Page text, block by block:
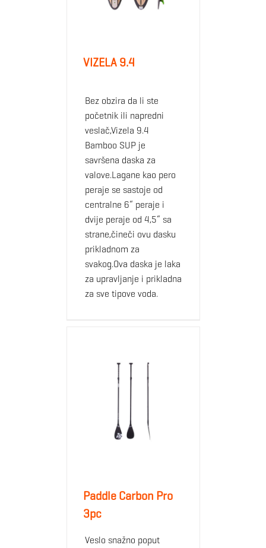
VIZELA 9.4
Bez obzira da li ste
početnik ili napredni
veslač,Vizela 9.4
Bamboo SUP je
savršena daska za
valove.Lagane kao pero
peraje se sastoje od
centralne 6“ peraje i
dvije peraje od 4,5“ sa
strane,čineči ovu dasku
prikladnom za
svakog.Ova daska je laka
za upravljanje i prikladna
za sve tipove voda.
Paddle Carbon Pro
3pc
Veslo snažno poput